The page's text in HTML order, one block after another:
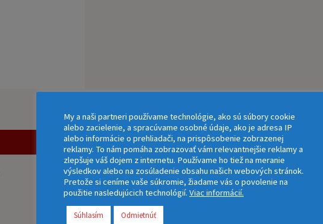
My a naši partneri používame technológie, ako sú súbory cookie
alebo zacielenie, a spracúvame osobné údaje, ako je adresa IP
alebo informácie o prehliadači, na prispôsobenie zobrazenej
reklamy. To nám pomáha zobrazovať vám relevantnejšie reklamy a
zlepšuje váš dojem z internetu. Používame ho tiež na meranie
výsledkov alebo na zosúladenie obsahu našich webových stránok.
Pretože si ceníme vaše súkromie, žiadame vás o povolenie na
použitie nasledujúcich technológií. Viac informácií.
Súhlasím Odmietnúť